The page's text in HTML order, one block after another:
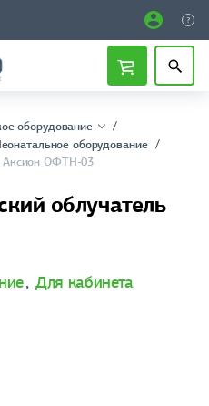
оборудование
оборудование
Аксион ОФТН-03
облучатель
, Для кабинета